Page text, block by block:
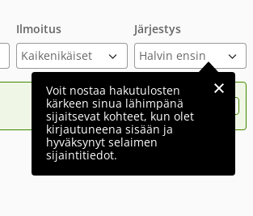
Ilmoitus Järjestys
Voit nostaa hakutulosten
kärkeen sinua lähimpänä
sijaitsevat kohteet, kun olet
kirjautuneena sisään ja
hyväksynyt selaimen
sijaintitiedot.
Nosta ilmoituksesi tähän?